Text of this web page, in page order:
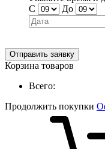
С
До
Отправить заявку
Корзина товаров
Всего:
Продолжить покупки